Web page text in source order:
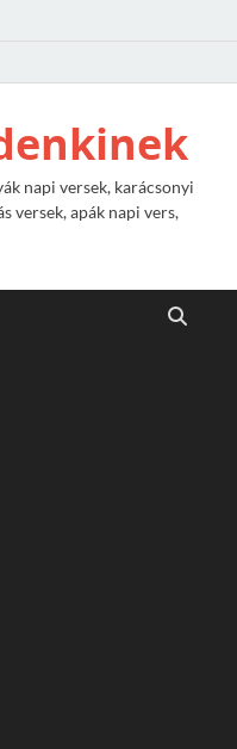
napi versek, karácsonyi
versek, apák napi vers,